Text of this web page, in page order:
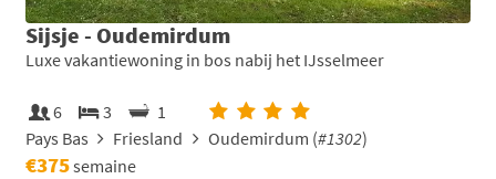
Sijsje - Oudemirdum
Luxe vakantiewoning in bos nabij het IJsselmeer
6 3
1
Pays Bas
Friesland Oudemirdum (#1302)
€375semaine